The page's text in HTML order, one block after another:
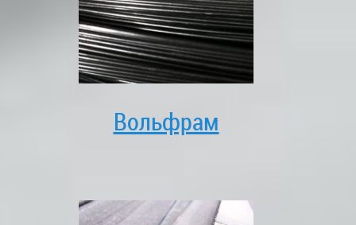
Вольфрам